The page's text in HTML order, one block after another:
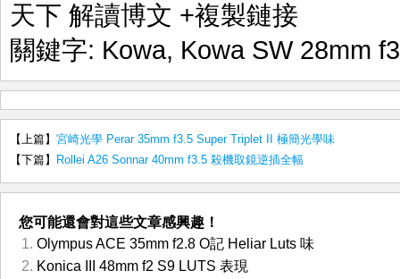
天下 解讀博文 +複製鏈接
關鍵字: Kowa, Kowa SW 28mm
【上篇】 宮崎光學 Perar 35mm f3.5 Super Triplet II 極簡光學味
【下篇】
Rollei A26 Sonnar 40mm f3.5 殺機取鏡逆插全幅
您可能還會對這些文章感興趣！
Olympus ACE 35mm f2.8 O記 Heliar Luts 味
Konica III 48mm f2 S9 LUTS 表現